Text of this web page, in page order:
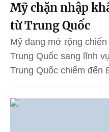
Mỹ chặn nhập
từ Trung Quốc
Mỹ đang mở rộng
Trung Quốc sang lĩnh
Trung Quốc chiếm đến